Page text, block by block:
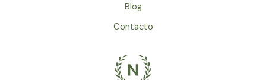
Blog
Contacto